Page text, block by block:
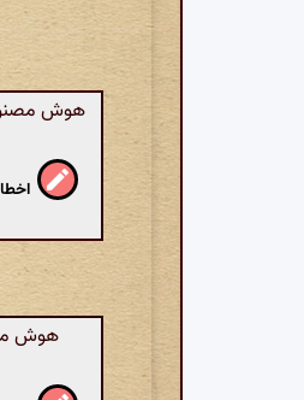
هوش
هوش